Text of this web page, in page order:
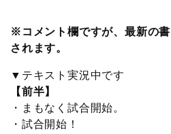
o
※コメント欄ですが、最新の
されます。
▼テキスト実況中です
【前半】
・まもなく試合開始。
・試合開始！